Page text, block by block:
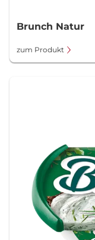
Brunch Natur
zum Produkt